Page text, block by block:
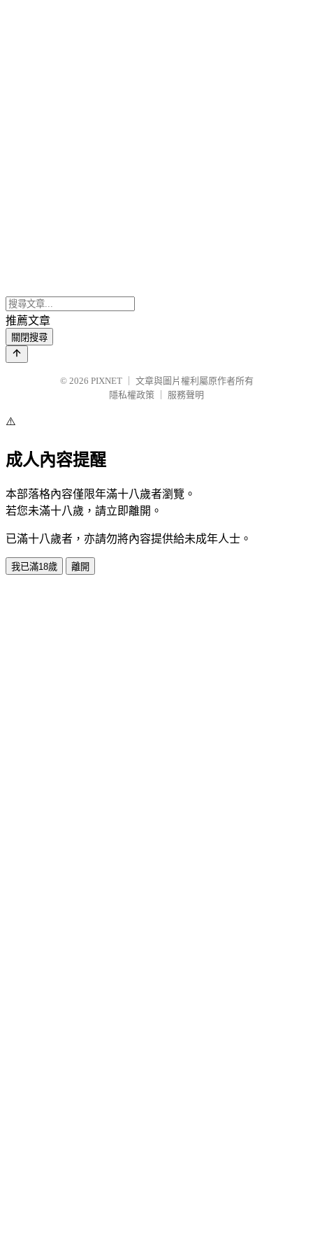
推薦文章
關閉搜尋
© 2026 PIXNET
文章與圖片權利屬原作者所有
隱私權政策
服務聲明
⚠️
成人內容提醒
本部落格內容僅限年滿十八歲者瀏覽。
若您未滿十八歲，請立即離開。
已滿十八歲者，亦請勿將內容提供給未成年人士。
我已滿18歲 離開